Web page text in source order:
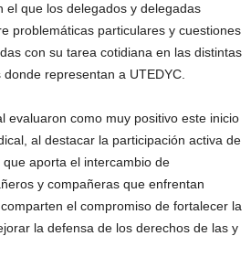
el que los delegados y delegadas
problemáticas particulares y cuestiones
con su tarea cotidiana en las distintas
representan a UTEDYC.
evaluaron como muy positivo este inicio
al destacar la participación activa de
aporta el intercambio de
y compañeras que enfrentan
el compromiso de fortalecer la
la defensa de los derechos de las y